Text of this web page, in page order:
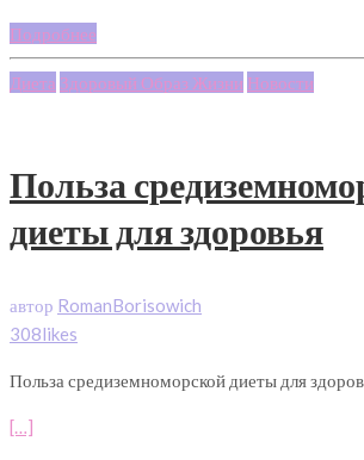
Подробнее
Диета Здоровый Образ Жизни Новости
Польза
диеты для здоровья
автор RomanBorisowich
308likes
Польза средиземноморской диеты для
[…]